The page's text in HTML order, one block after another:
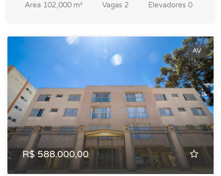
Area 102,000 m² Vagas 2 Elevadores 0
AV
R$ 588.000,00